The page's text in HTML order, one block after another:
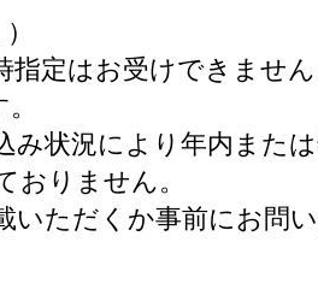
定はお受けできません
状況により年内また
おりません。
ただくか事前にお問